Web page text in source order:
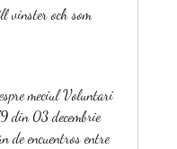
vinster och som
din 03 decembrie
encuentros entre